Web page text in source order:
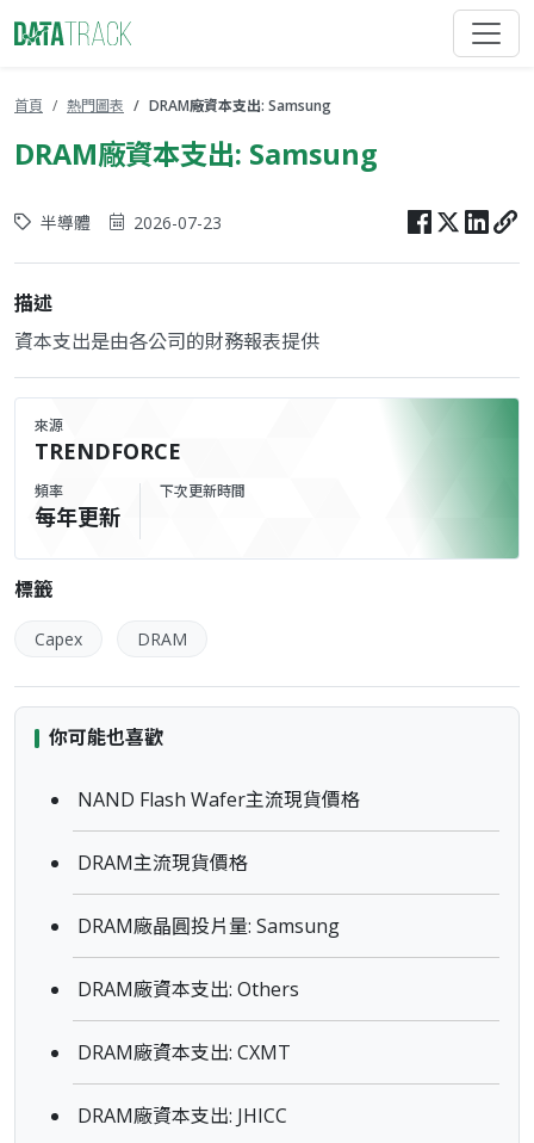
首頁 熱門圖表 DRAM廠資本支出: Samsung
DRAM廠資本支出: Samsung
半導體 2026-07-23
描述
資本支出是由各公司的財務報表提供
來源
TRENDFORCE
頻率
每年更新
下次更新時間
標籤
Capex DRAM
你可能也喜歡
NAND Flash Wafer主流現貨價格
DRAM主流現貨價格
DRAM廠晶圓投片量: Samsung
DRAM廠資本支出: Others
DRAM廠資本支出: CXMT
DRAM廠資本支出: JHICC